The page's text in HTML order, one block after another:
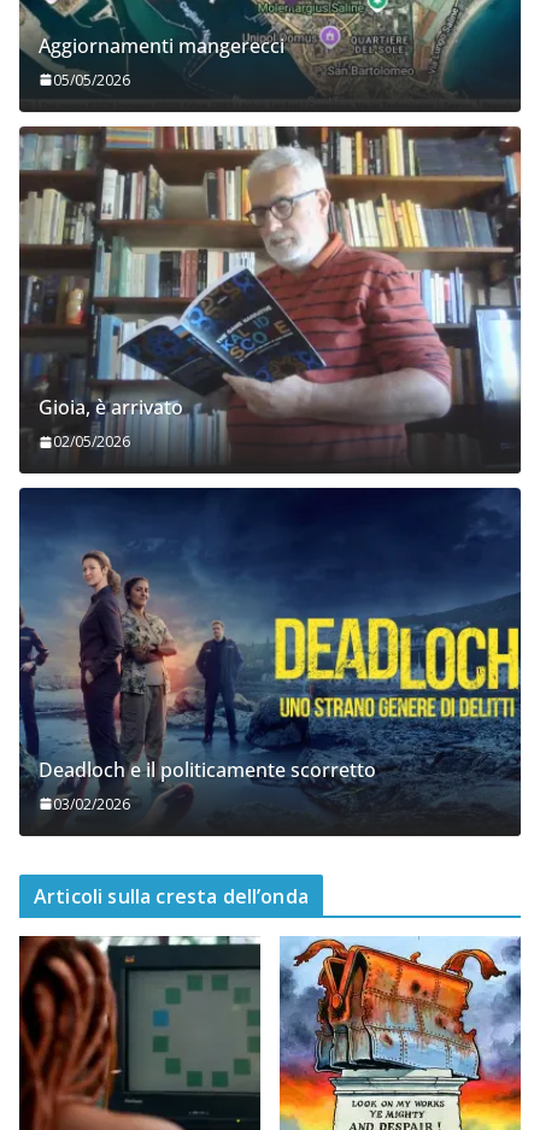
Aggiornamenti mangerecci
05/05/2026
Gioia, è arrivato
02/05/2026
Deadloch e il politicamente scorretto
03/02/2026
Articoli sulla cresta dell’onda